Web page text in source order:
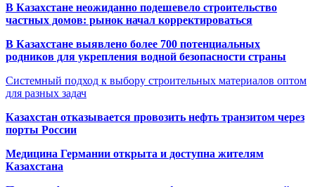
В Казахстане неожиданно подешевело строительство
частных домов: рынок начал корректироваться
В Казахстане выявлено более 700 потенциальных
родников для укрепления водной безопасности страны
Системный подход к выбору строительных материалов оптом
для разных задач
Казахстан отказывается провозить нефть транзитом через
порты России
Медицина Германии открыта и доступна жителям
Казахстана